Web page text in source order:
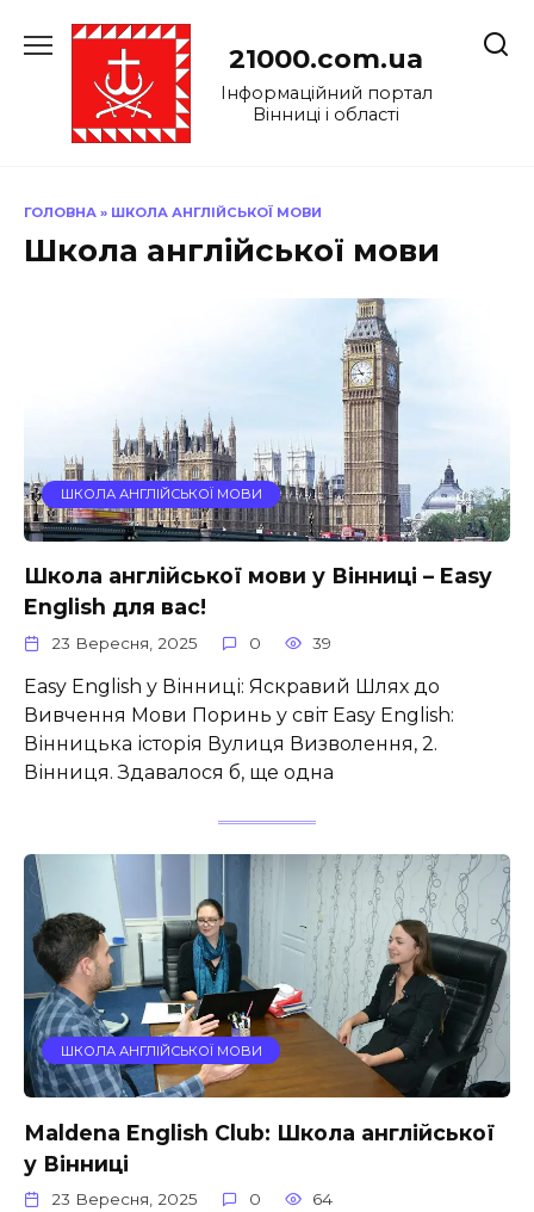
до
21000.com.ua
Інформаційний портал
Вінниці і області
ГОЛОВНА » ШКОЛА АНГЛІЙСЬКОЇ МОВИ
Школа англійської мови
ШКОЛА АНГЛІЙСЬКОЇ МОВИ
Школа англійської мови у Вінниці – Easy
English для вас!
23 Вересня, 2025 0 39
Easy English у Вінниці: Яскравий Шлях до
Вивчення Мови Поринь у світ Easy English:
Вінницька історія Вулиця Визволення, 2.
Вінниця. Здавалося б, ще одна
ШКОЛА АНГЛІЙСЬКОЇ МОВИ
Маldena English Club: Школа англійської
у Вінниці
23 Вересня, 2025 0 64